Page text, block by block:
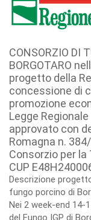
CONSORZIO DI
BORGOTARO
progetto della
concessione di
promozione
Legge
approvato con
Romagna n.
Consorzio per la
CUP
Descrizione
fungo porcino di
Nei 2 week-end 14-
del Fungo IGP di